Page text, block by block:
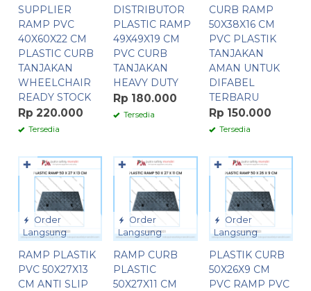
SUPPLIER
RAMP PVC
40X60X22 CM
PLASTIC CURB
TANJAKAN
WHEELCHAIR
READY STOCK
Rp 220.000
Tersedia
DISTRIBUTOR
PLASTIC RAMP
49X49X19 CM
PVC CURB
TANJAKAN
HEAVY DUTY
Rp 180.000
Tersedia
CURB RAMP
50X38X16 CM
PVC PLASTIK
TANJAKAN
AMAN UNTUK
DIFABEL
TERBARU
Rp 150.000
Tersedia
Order
Langsung
RAMP PLASTIK
PVC 50X27X13
CM ANTI SLIP
✚
Order
Langsung
RAMP CURB
PLASTIC
50X27X11 CM
✚
Order
Langsung
PLASTIK CURB
50X26X9 CM
PVC RAMP PVC
✚